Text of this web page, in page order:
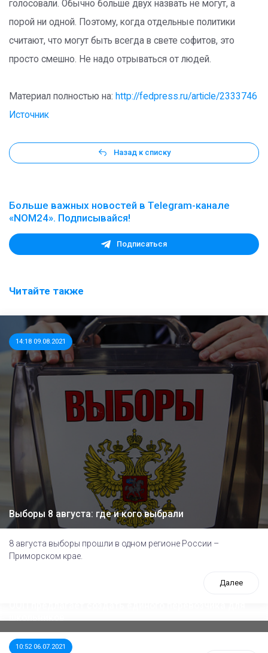
голосовали. Обычно больше двух назвать не могут, а
порой ни одной. Поэтому, когда отдельные политики
считают, что могут быть всегда в свете софитов, это
просто смешно. Не надо отрываться от людей.
Материал полностью на: http://fedpress.ru/article/2333746
Источник
Назад к списку
Больше важных новостей в Telegram-канале
«NOM24». Подписывайся!
Подписаться
Читайте также
14:18 09.08.2021
Выборы 8 августа: где и кого выбрали
8 августа выборы прошли в одном регионе России –
Приморском крае.
Далее
10:52 06.07.2021